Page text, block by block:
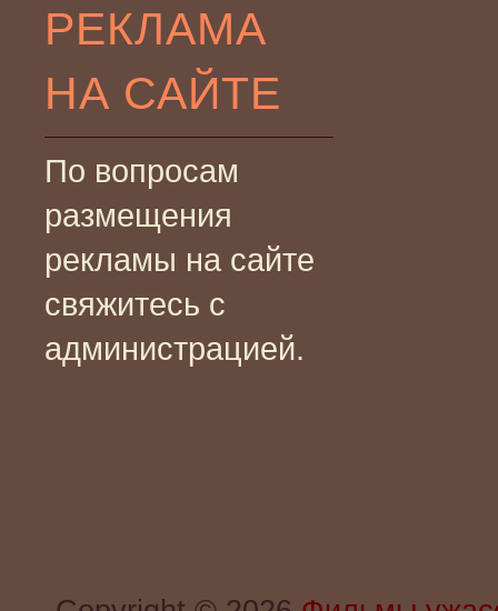
РЕКЛАМА
НА САЙТЕ
По вопросам
размещения
рекламы на сайте
свяжитесь с
администрацией.